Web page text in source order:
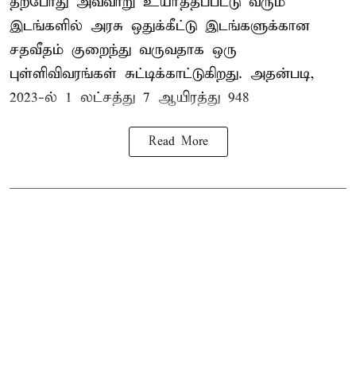
இடங்களில் அரசு ஒதுக்கீட்டு இடங்களுக்கான
சதவீதம் குறைந்து வருவதாக ஒரு
புள்ளிவிவரங்கள் சுட்டிக்காட்டுகிறது. அதன்படி,
2023-ல் 1 லட்சத்து 7 ஆயிரத்து 948
Read More